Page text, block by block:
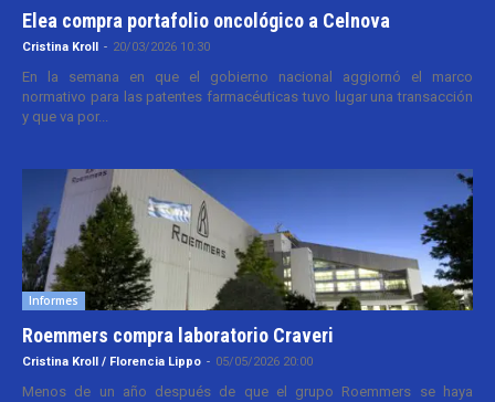
Elea compra portafolio oncológico a Celnova
Cristina Kroll - 20/03/2026 10:30
En la semana en que el gobierno nacional aggiornó el marco
normativo para las patentes farmacéuticas tuvo lugar una transacción
y que va por...
Informes
Roemmers compra laboratorio Craveri
Cristina Kroll / Florencia Lippo - 05/05/2026 20:00
Menos de un año después de que el grupo Roemmers se haya